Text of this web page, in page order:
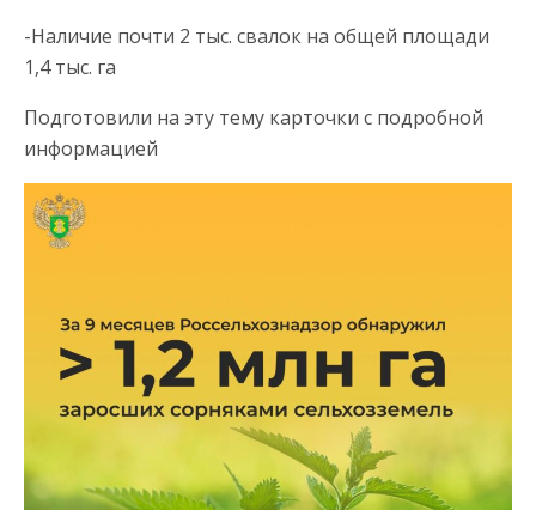
-Наличие почти 2 тыс. свалок на общей площади
1,4 тыс. га
Подготовили на эту тему карточки с подробной
информацией